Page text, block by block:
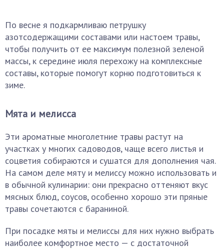
По весне я подкармливаю петрушку
азотсодержащими составами или настоем травы,
чтобы получить от ее максимум полезной зеленой
массы, к середине июля перехожу на комплексные
составы, которые помогут корню подготовиться к
зиме.
Мята и мелисса
Эти ароматные многолетние травы растут на
участках у многих садоводов, чаще всего листья и
соцветия собираются и сушатся для дополнения чая.
На самом деле мяту и мелиссу можно использовать и
в обычной кулинарии: они прекрасно оттеняют вкус
мясных блюд, соусов, особенно хорошо эти пряные
травы сочетаются с бараниной.
При посадке мяты и мелиссы для них нужно выбрать
наиболее комфортное место — с достаточной